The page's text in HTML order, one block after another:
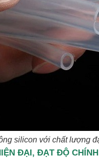
silicon với chất lượng
ĐẠI, ĐẠT ĐỘ